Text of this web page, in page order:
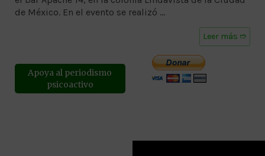
de México. En el evento se realizó …
Leer más ➱
Apoya al periodismo
psicoactivo